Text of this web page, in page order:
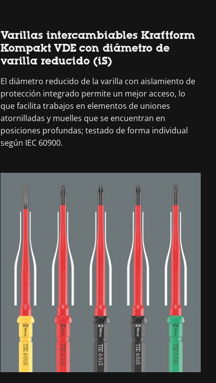
Varillas intercambiables Kraftform
Kompakt VDE con diámetro de
varilla reducido (iS)
El diámetro reducido de la varilla con aislamiento de
protección integrado permite un mejor acceso, lo
que facilita trabajos en elementos de uniones
atornilladas y muelles que se encuentran en
posiciones profundas; testado de forma individual
según IEC 60900.